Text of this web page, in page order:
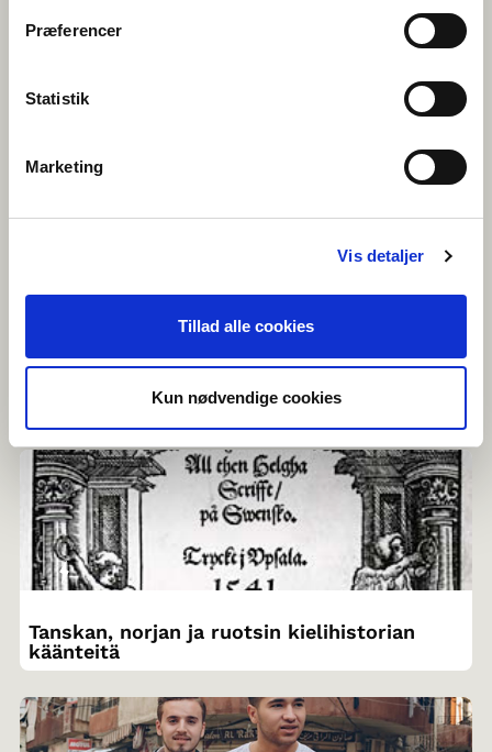
Præferencer
Statistik
Marketing
Vis detaljer
Tillad alle cookies
Kun nødvendige cookies
"Koti" kirjallisuuden teemana
Naapurikielemme – tutkiva lukeminen
Tanskan, norjan ja ruotsin kielihistorian
käänteitä